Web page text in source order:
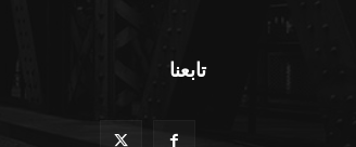
تابعنا